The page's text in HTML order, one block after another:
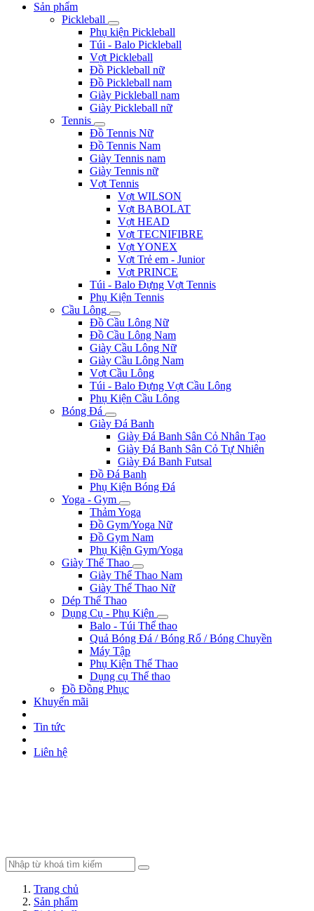
Sản phẩm
Pickleball
Phụ kiện Pickleball
Túi - Balo Pickleball
Vợt Pickleball
Đồ Pickleball nữ
Đồ Pickleball nam
Giày Pickleball nam
Giày Pickleball nữ
Tennis
Đồ Tennis Nữ
Đồ Tennis Nam
Giày Tennis nam
Giày Tennis nữ
Vợt Tennis
Vợt WILSON
Vợt BABOLAT
Vợt HEAD
Vợt TECNIFIBRE
Vợt YONEX
Vợt Trẻ em - Junior
Vợt PRINCE
Túi - Balo Đựng Vợt Tennis
Phụ Kiện Tennis
Cầu Lông
Đồ Cầu Lông Nữ
Đồ Cầu Lông Nam
Giày Cầu Lông Nữ
Giày Cầu Lông Nam
Vợt Cầu Lông
Túi - Balo Đựng Vợt Cầu Lông
Phụ Kiện Cầu Lông
Bóng Đá
Giày Đá Banh
Giày Đá Banh Sân Cỏ Nhân Tạo
Giày Đá Banh Sân Cỏ Tự Nhiên
Giày Đá Banh Futsal
Đồ Đá Banh
Phụ Kiện Bóng Đá
Yoga - Gym
Thảm Yoga
Đồ Gym/Yoga Nữ
Đồ Gym Nam
Phụ Kiện Gym/Yoga
Giày Thể Thao
Giày Thể Thao Nam
Giày Thể Thao Nữ
Dép Thể Thao
Dụng Cụ - Phụ Kiện
Balo - Túi Thể thao
Quả Bóng Đá / Bóng Rổ / Bóng Chuyền
Máy Tập
Phụ Kiện Thể Thao
Dụng cụ Thể thao
Đồ Đồng Phục
Khuyến mãi
Tin tức
Liên hệ
Trang chủ
Sản phẩm